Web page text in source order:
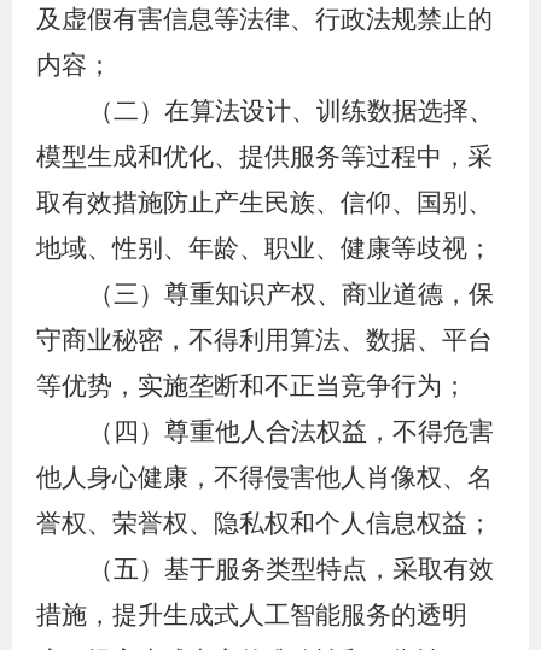
及虚假有害信息等法律、行政法规禁止的
内容；
（二）在算法设计、训练数据选择、
模型生成和优化、提供服务等过程中，采
取有效措施防止产生民族、信仰、国别、
地域、性别、年龄、职业、健康等歧视；
（三）尊重知识产权、商业道德，保
守商业秘密，不得利用算法、数据、平台
等优势，实施垄断和不正当竞争行为；
（四）尊重他人合法权益，不得危害
他人身心健康，不得侵害他人肖像权、名
誉权、荣誉权、隐私权和个人信息权益；
（五）基于服务类型特点，采取有效
措施，提升生成式人工智能服务的透明